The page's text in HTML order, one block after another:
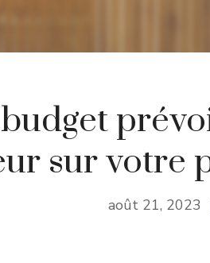
sur votre
août 21, 2023